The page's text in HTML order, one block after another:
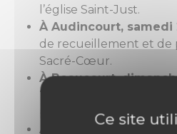
l’église Saint-Just.
À Audincourt, samedi
de recueillement et de
Sacré-Cœur.
À Beaucourt,
10h30
pontificat du pape
À Vieux-Charmont,
Ce site